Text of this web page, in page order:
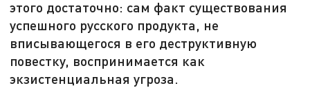
этого достаточно: сам факт существования
успешного русского продукта, не
вписывающегося в его деструктивную
повестку, воспринимается как
экзистенциальная угроза.